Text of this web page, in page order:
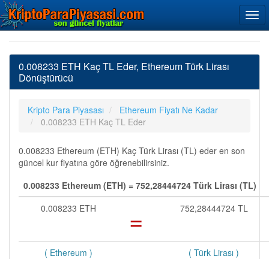
0.008233 ETH Kaç TL Eder, Ethereum Türk Lirası
Dönüştürücü
Kripto Para Piyasası
Ethereum Fiyatı Ne Kadar
0.008233 ETH Kaç TL Eder
0.008233 Ethereum (ETH) Kaç Türk Lirası (TL) eder en son
güncel kur fiyatına göre öğrenebilirsiniz.
0.008233 Ethereum (ETH) = 752,28444724 Türk Lirası (TL)
0.008233 ETH
= 752,28444724 TL
( Ethereum ) ( Türk Lirası )